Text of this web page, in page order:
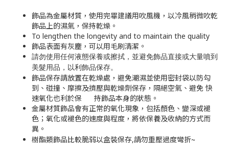
飾品為金屬材質，使用完畢建議用吹風機，以冷風稍微吹乾
飾品上的濕氣，保持乾燥。
To lengthen the longevity and to maintain the quality
飾品表面有灰塵，可以用毛刷清潔。
請勿使用任何液態保養或擦拭，並避免飾品直接或大量噴到
美髮用品，以利飾品保存。
飾品保存請放置在乾燥處，避免潮濕並使用密封袋以防勾
到、碰撞、摩擦及擠壓與乾燥劑保存，隔絕空氣、避免 快
速氧化也利於保 持飾品本身的狀態。
金屬材質飾品會有正常的氧化現象，包括顏色、變深或褪
色；氧化或褪色的速度與程度，將依保養及收納的方式而
異。
樹酯類飾品比較脆弱以盒裝保存,請勿重壓過度彎折~